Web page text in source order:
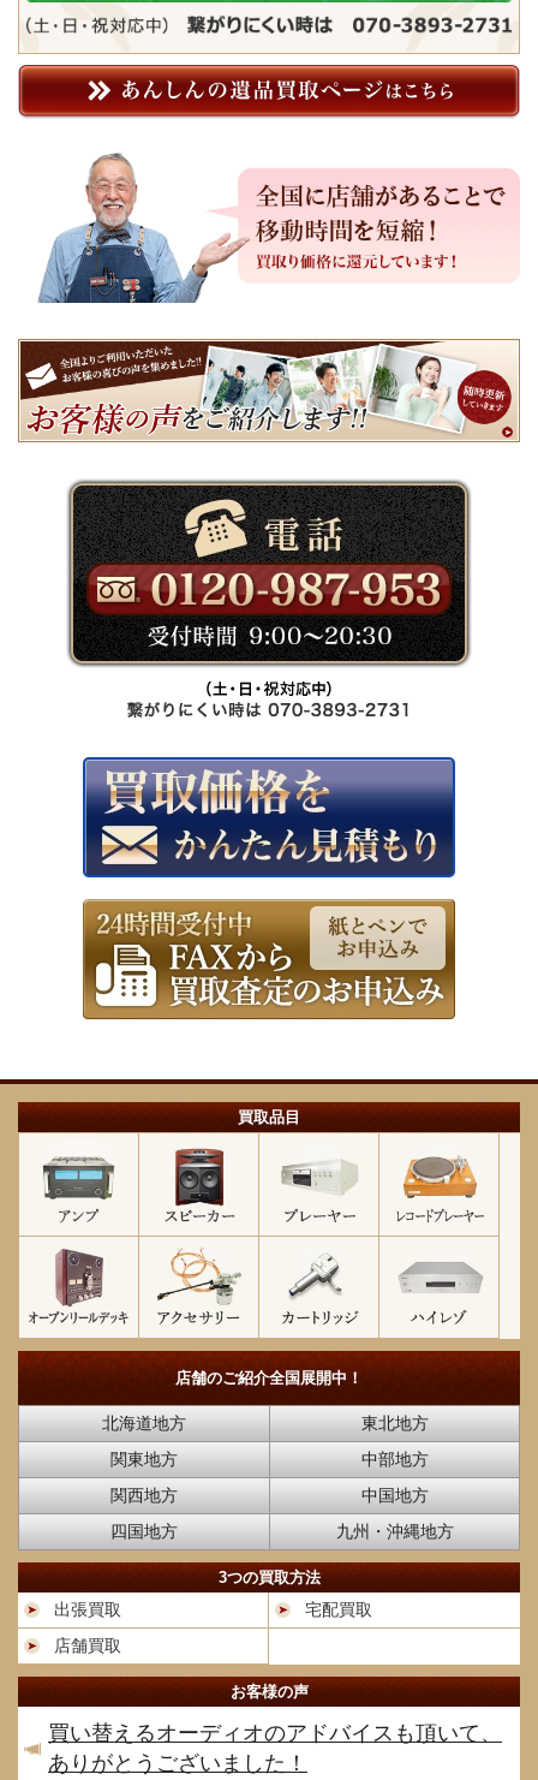
買取品目
店舗のご紹介全国展開中！
北海道地方
東北地方
関東地方
中部地方
関西地方
中国地方
四国地方
九州・沖縄地方
3つの買取方法
出張買取
宅配買取
店舗買取
お客様の声
買い替えるオーディオのアドバイスも頂いて、
ありがとうございました！